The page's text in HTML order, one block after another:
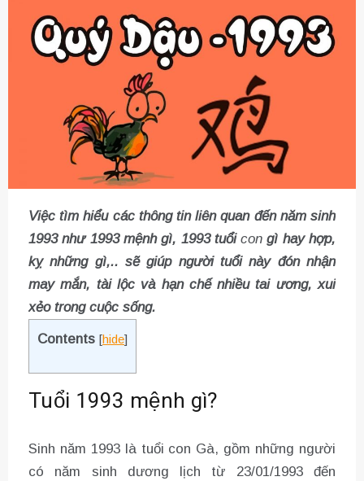
Việc tìm hiểu các thông tin liên quan đến năm sinh
1993 như 1993 mệnh gì, 1993 tuổicon gì hay hợp,
kỵ những gì,.. sẽ giúp người tuổi này đón nhận
may mắn, tài lộc và hạn chế nhiều tai ương, xui
xẻo trong cuộc sống.
Contents [hide]
Tuổi 1993 mệnh gì?
Sinh năm 1993 là tuổi con Gà, gồm những người
có năm sinh dương lịch từ 23/01/1993 đến